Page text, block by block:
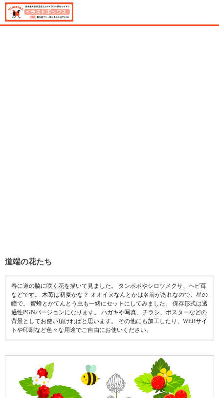
道端の花たち
春に道の脇に咲く花を描いて見ました。 タンポポやシロツメクサ、ヘビ苺
などです。 木苺は初夏かな？ オオイヌなんとかは名前があれなので、星の
瞳で。 蜜蜂とかてんとう虫も一緒にセットにしてみました。 保存形式は透
過性PGNバージョンになります。 ハガキや写真、チラシ、ポスターなどの
背景としてお使い頂ければと思います。 その他にも加工したり、WEBサイ
トや印刷など色々な用途でご自由にお使いください。